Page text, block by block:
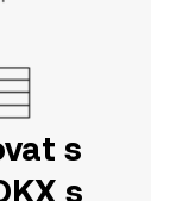
s
s